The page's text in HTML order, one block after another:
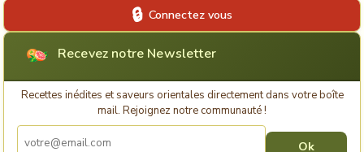
Connectez vous
Recevez notre Newsletter
Recettes inédites et saveurs orientales directement dans votre boîte
mail. Rejoignez notre communauté !